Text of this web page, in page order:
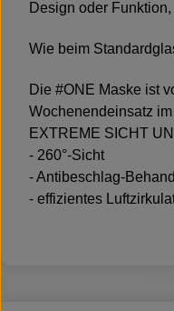
Design oder
Wie beim
Die #ONE Maske ist
Wochenendeinsatz
EXTREME SICHT
- 260°-Sicht
- Antibeschlag-
- effizientes